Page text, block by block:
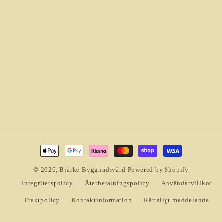
Betalningsmetoder
© 2026,Bjärke Byggnadsvård Powered by Shopify
Integritetspolicy
Återbetalningspolicy Användarvillkor
Fraktpolicy Kontaktinformation Rättsligt meddelande